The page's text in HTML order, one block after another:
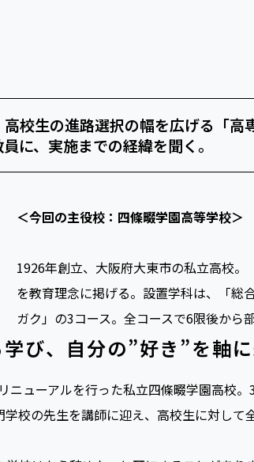
校生の進路選択の幅を広げる「高
に、実施までの経緯を聞く。
＜今回の主役校：四條畷学園高等学校＞
1926年創立、大阪府大東市の私立高校。
を教育理念に掲げる。設置学科は、「総
ガク」の3コース。全コースで6限後から
学び、自分の”好き”を軸
ューアルを行った私立四條畷学園高校。
校の先生を講師に迎え、高校生に対して